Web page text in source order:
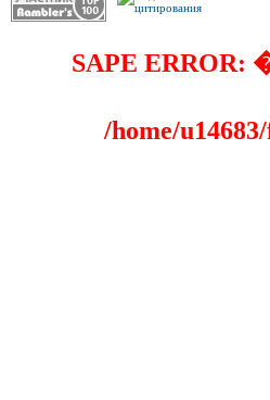
SAPE
/home/